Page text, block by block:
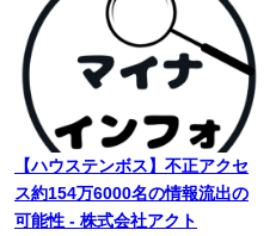
【ハウステンボス】不正アクセ
ス約154万6000名の情報流出の
可能性 - 株式会社アクト